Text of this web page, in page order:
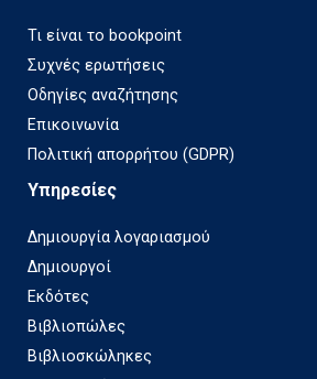
Τι είναι το bookpoint
Συχνές ερωτήσεις
Οδηγίες αναζήτησης
Επικοινωνία
Πολιτική απορρήτου (GDPR)
Υπηρεσίες
Δημιουργία λογαριασμού
Δημιουργοί
Εκδότες
Βιβλιοπώλες
Βιβλιοσκώληκες